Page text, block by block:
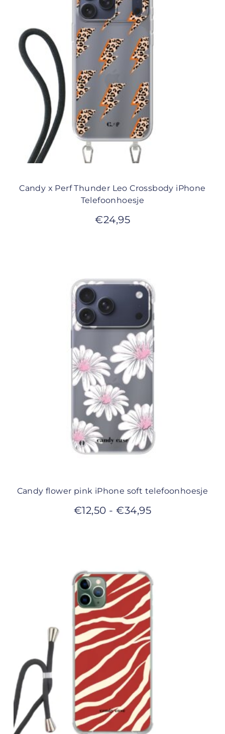
Candy x Perf Thunder Leo Crossbody iPhone
Telefoonhoesje
€24,95
Candy flower pink iPhone soft telefoonhoesje
€12,50 - €34,95